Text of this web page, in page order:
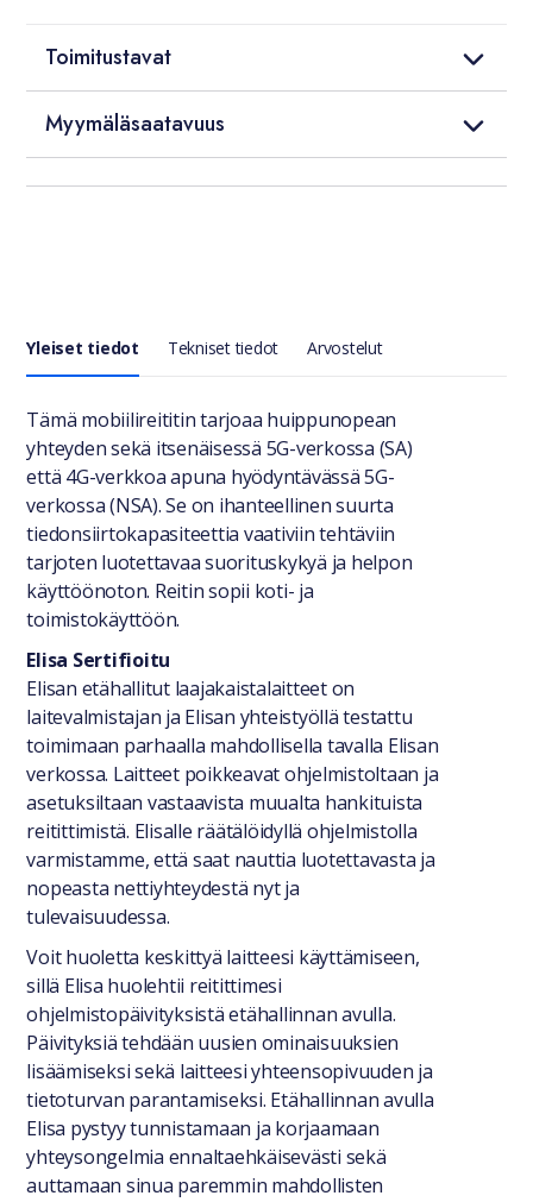
Toimitustavat
Myymäläsaatavuus
Yleiset tiedot Tekniset tiedot Arvostelut
Yleiset tiedot
Tämä mobiilireititin tarjoaa huippunopean
yhteyden sekä itsenäisessä 5G-verkossa (SA)
että 4G-verkkoa apuna hyödyntävässä 5G-
verkossa (NSA). Se on ihanteellinen suurta
tiedonsiirtokapasiteettia vaativiin tehtäviin
tarjoten luotettavaa suorituskykyä ja helpon
käyttöönoton. Reitin sopii koti- ja
toimistokäyttöön.
Elisa Sertifioitu
Elisan etähallitut laajakaistalaitteet on
laitevalmistajan ja Elisan yhteistyöllä testattu
toimimaan parhaalla mahdollisella tavalla Elisan
verkossa. Laitteet poikkeavat ohjelmistoltaan ja
asetuksiltaan vastaavista muualta hankituista
reitittimistä. Elisalle räätälöidyllä ohjelmistolla
varmistamme, että saat nauttia luotettavasta ja
nopeasta nettiyhteydestä nyt ja
tulevaisuudessa.
Voit huoletta keskittyä laitteesi käyttämiseen,
sillä Elisa huolehtii reitittimesi
ohjelmistopäivityksistä etähallinnan avulla.
Päivityksiä tehdään uusien ominaisuuksien
lisäämiseksi sekä laitteesi yhteensopivuuden ja
tietoturvan parantamiseksi. Etähallinnan avulla
Elisa pystyy tunnistamaan ja korjaamaan
yhteysongelmia ennaltaehkäisevästi sekä
auttamaan sinua paremmin mahdollisten